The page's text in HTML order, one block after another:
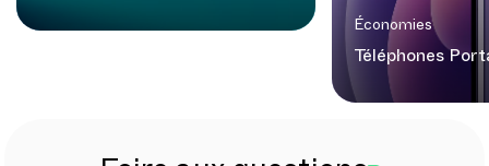
Économies
Téléphones